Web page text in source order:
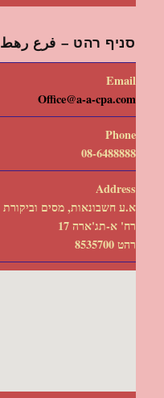
סניף רהט – فرع رهط
Email
Office@a-a-cpa.com
Phone
08-6488888
Address
א.ע חשבונאות, מסים וביקורת
רח' א-תג'ארה 17
רהט 8535700